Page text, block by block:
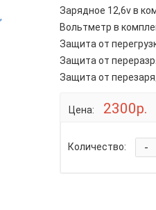
Зарядное 12,6v в
Вольтметр в
Защита от
Защита от
Защита от
Цена: 2300р.
Количество: -